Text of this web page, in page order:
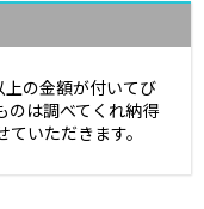
の金額が付いてび
のは調べてくれ納得
いただきます。